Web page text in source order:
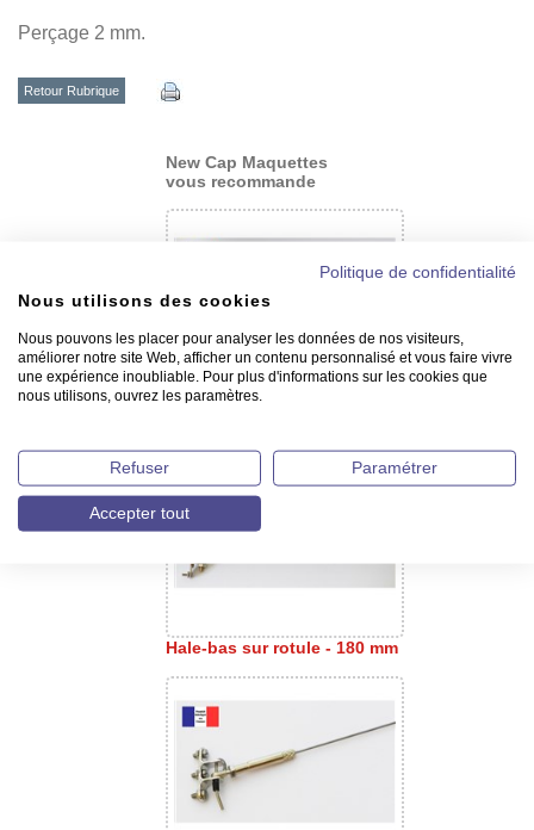
Perçage 2 mm.
Retour Rubrique
New Cap Maquettes
vous recommande
Hale-bas sur rotule - 180 mm
Politique de confidentialité
Nous utilisons des cookies
Nous pouvons les placer pour analyser les données de nos visiteurs,
améliorer notre site Web, afficher un contenu personnalisé et vous faire vivre
une expérience inoubliable. Pour plus d'informations sur les cookies que
nous utilisons, ouvrez les paramètres.
Refuser Paramétrer
Accepter tout